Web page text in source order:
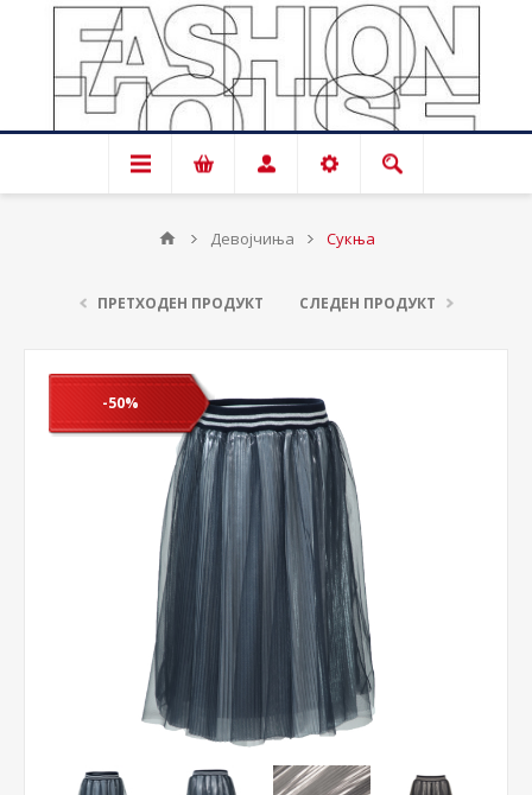
Девојчиња Сукња
ПРЕТХОДЕН ПРОДУКТ СЛЕДЕН ПРОДУКТ
-50%